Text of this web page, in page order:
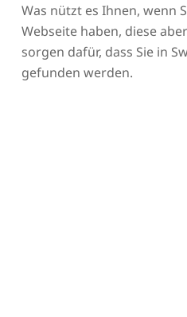
Was nützt es Ihnen, wenn
Webseite haben, diese
sorgen dafür, dass Sie in
gefunden werden.